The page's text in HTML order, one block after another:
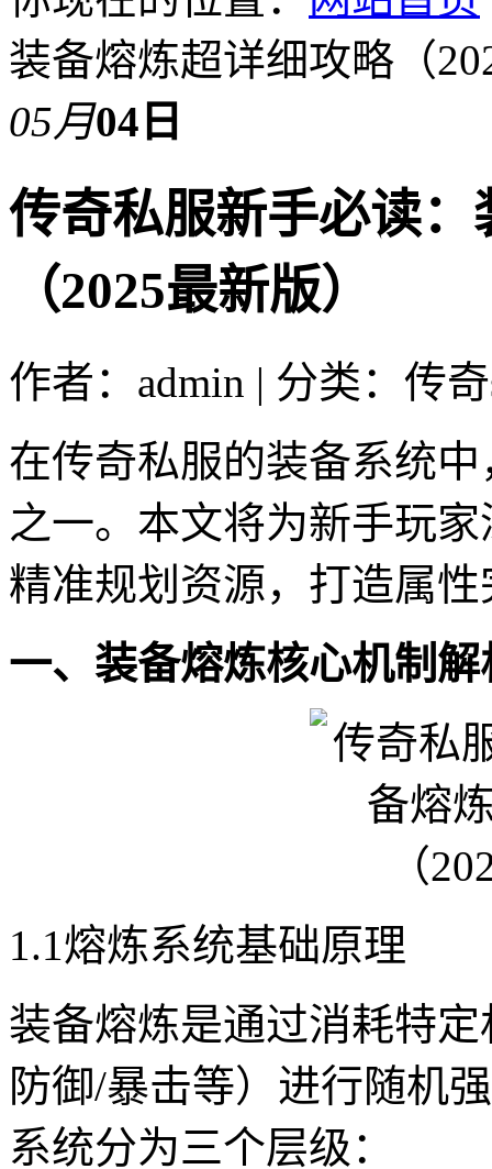
装备熔炼超详细攻略（
05月04日
传奇私服新手必读
（2025最新版）
作者：admin | 分类：传
在传奇私服的装备系统
之一。本文将为新手玩
精准规划资源，打造属
一、装备熔炼核心机制解
1.1熔炼系统基础原理
装备熔炼是通过消耗特
防御/暴击等）进行随机
系统分为三个层级：